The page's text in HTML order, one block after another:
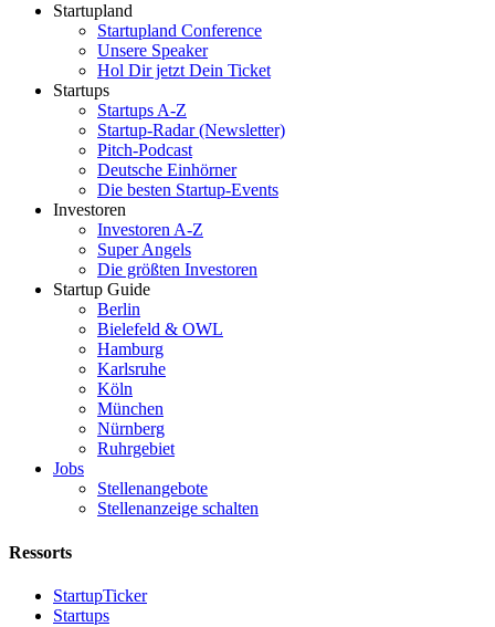
Startupland
Startupland Conference
Unsere Speaker
Hol Dir jetzt Dein Ticket
Startups
Startups A-Z
Startup-Radar (Newsletter)
Pitch-Podcast
Deutsche Einhörner
Die besten Startup-Events
Investoren
Investoren A-Z
Super Angels
Die größten Investoren
Startup Guide
Berlin
Bielefeld & OWL
Hamburg
Karlsruhe
Köln
München
Nürnberg
Ruhrgebiet
Jobs
Stellenangebote
Stellenanzeige schalten
Ressorts
StartupTicker
Startups